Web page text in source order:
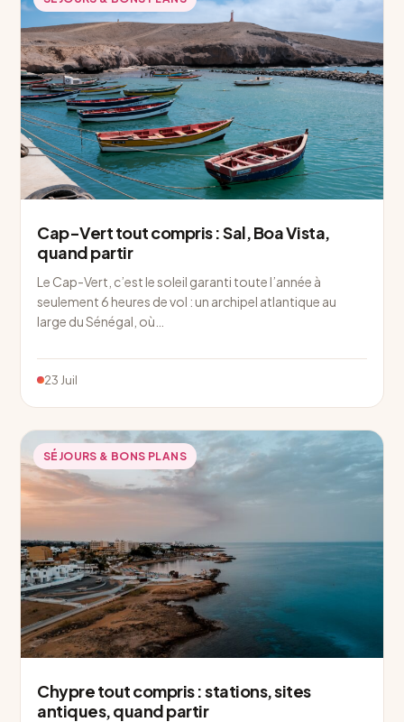
Cap-Vert tout compris : Sal, Boa Vista,
quand partir
Le Cap-Vert, c’est le soleil garanti toute l’année à
seulement 6 heures de vol : un archipel atlantique au
large du Sénégal, où…
23 Juil
SÉJOURS & BONS PLANS
Chypre tout compris : stations, sites
antiques, quand partir